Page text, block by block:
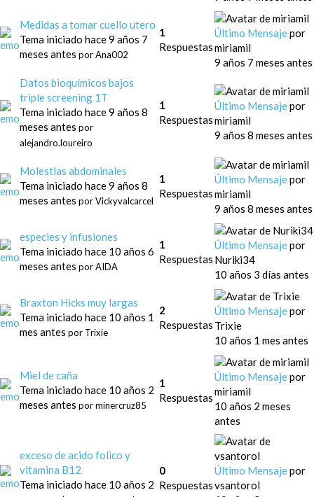
Medidas a tomar cuello utero
Tema iniciado hace 9 años 7
meses antes porAna002
1
Respuestas
Último Mensajepor
miriamil
9 años 7 meses antes
Datos bioquímicos bajos
triple screening 1T
Tema iniciado hace 9 años 8
meses antes por
alejandro.loureiro
1
Respuestas
Último Mensajepor
miriamil
9 años 8 meses antes
Molestias abdominales
Tema iniciado hace 9 años 8
meses antes porVickyvalcarcel
1
Respuestas
Último Mensajepor
miriamil
9 años 8 meses antes
especies y infusiones
Tema iniciado hace 10 años 6
meses antes porAIDA
1
Respuestas
Último Mensajepor
Nuriki34
10 años 3 días antes
Braxton Hicks muy largas
Tema iniciado hace 10 años 1
mes antes por Trixie
2
Respuestas
Último Mensajepor
Trixie
10 años 1 mes antes
Miel de caña
Tema iniciado hace 10 años 2
meses antes porminercruz85
1
Respuestas
Último Mensajepor
miriamil
10 años 2 meses
antes
exceso de acido folico y
vitamina B12
Tema iniciado hace 10 años 2
0
Respuestas
Último Mensajepor
vsantorol